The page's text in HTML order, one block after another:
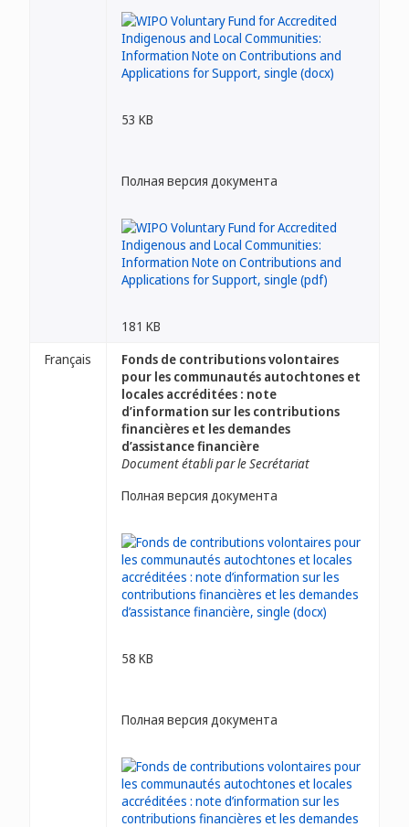
53 KB
Полная версия документа
181 KB
Français
Fonds de contributions volontaires
pour les communautés autochtones et
locales accréditées : note
d’information sur les contributions
financières et les demandes
d’assistance financière
Document établi par le Secrétariat
Полная версия документа
58 KB
Полная версия документа